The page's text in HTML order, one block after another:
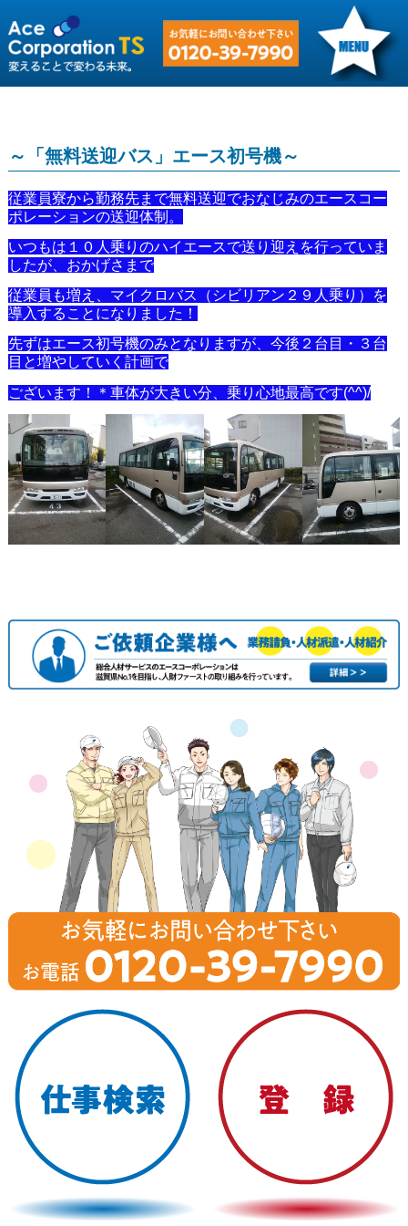
～「無料送迎バス」エース初号機～
従業員寮から勤務先まで無料送迎でおなじみのエースコー
ポレーションの送迎体制。
いつもは１０人乗りのハイエースで送り迎えを行っていま
したが、おかげさまで
従業員も増え、マイクロバス（シビリアン２９人乗り）を
導入することになりました！
先ずはエース初号機のみとなりますが、今後２台目・３台
目と増やしていく計画で
ございます！＊車体が大きい分、乗り心地最高です(^^)/